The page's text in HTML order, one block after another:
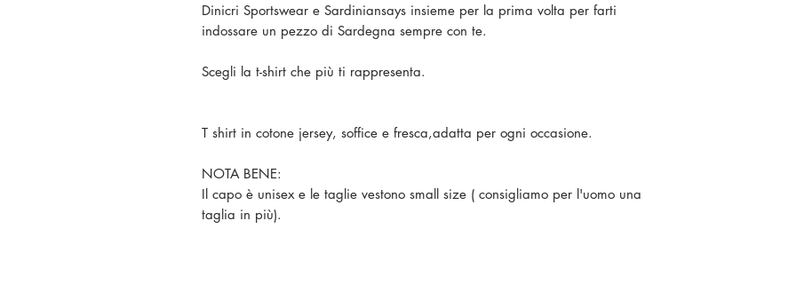
Dinicri Sportswear e Sardiniansays insieme per la prima volta per farti
indossare un pezzo di Sardegna sempre con te.
Scegli la t-shirt che più ti rappresenta.
T shirt in cotone jersey, soffice e fresca,adatta per ogni occasione.
NOTA BENE:
Il capo è unisex e le taglie vestono small size ( consigliamo per l'uomo una
taglia in più).